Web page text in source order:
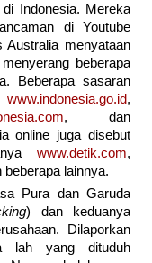
Indonesia. Mereka
di Youtube
menyataan
beberapa
Beberapa sasaran
www.indonesia.go.id,
, dan
online juga disebut
www.detik.com,
beberapa lainnya.
Pura dan Garuda
) dan keduanya
Dilaporkan
lah yang dituduh